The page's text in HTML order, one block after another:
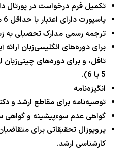
تکمیل فرم درخواست در پورتال
پاسپورت دارای اعتبار با حداقل 6 ماه اعتبار.
ترجمه رسمی مدارک تحصیلی به
5 یا 6).
انگیزه‌نامه
توصیه‌نامه برای مقاطع ارشد و
گواهی عدم سوءپیشینه و گواهی
پروپوزال تحقیقاتی برای
کارشناسی ارشد.